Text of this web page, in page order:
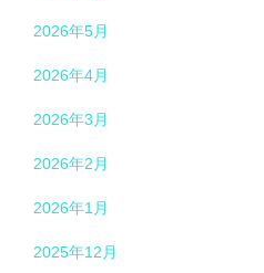
2026年5月
2026年4月
2026年3月
2026年2月
2026年1月
2025年12月